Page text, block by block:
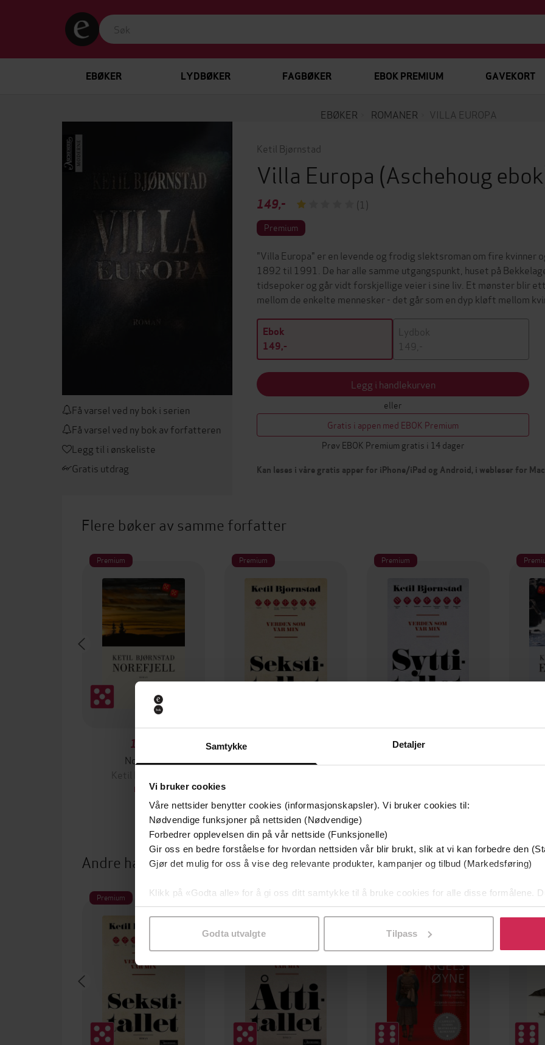
Samtykke Detaljer
Vi bruker cookies
Våre nettsider benytter cookies (informasjonskapsler). Vi bruker cookies til:
Nødvendige funksjoner på nettsiden (Nødvendige)
Forbedrer opplevelsen din på vår nettside (Funksjonelle)
Gir oss en bedre forståelse for hvordan nettsiden vår blir brukt, slik at vi kan forbedre den
Gjør det mulig for oss å vise deg relevante produkter, kampanjer og tilbud (Markedsføring)
Klikk på «Godta alle» for å gi oss ditt samtykke til å bruke cookies for alle disse formålene.
samtykke til spesifikke formål ved å klikke på «Tilpass». Du kan når som helst trekke
Godta utvalgte Tilpass
EBØKER LYDBØKER FAGBØKER EBOK PREMIUM GAVEKORT
EBØKER ROMANER VILLA EUROPA
Få varsel ved ny bok i serien
Få varsel ved ny bok av forfatteren
Legg til i ønskeliste
Gratis utdrag
Ketil Bjørnstad
Villa Europa (Aschehoug
149,- (1)
Premium
"Villa Europa" er en levende og frodig slektsroman om fire kvinner
1892 til 1991. De har alle samme utgangspunkt, huset på
tidsepoker og går vidt forskjellige veier i sine liv. Et mønster blir
mellom de enkelte mennesker - det går som en dyp kløft mellom
Ebok
149,-
Lydbok
149,-
Legg i handlekurven
eller
Gratis i appen med EBOK Premium
Prøv EBOK Premium gratis i 14 dager
Kan leses i våre gratis apper for iPhone/iPad og Android, i webleser for
Flere bøker av samme forfatter
Premium
199,-
Norefjell
Ketil Bjørnstad
EBOK
Premium
Verden som var min
Premium
169,-
Andre har også kjøpt
Premium Premium